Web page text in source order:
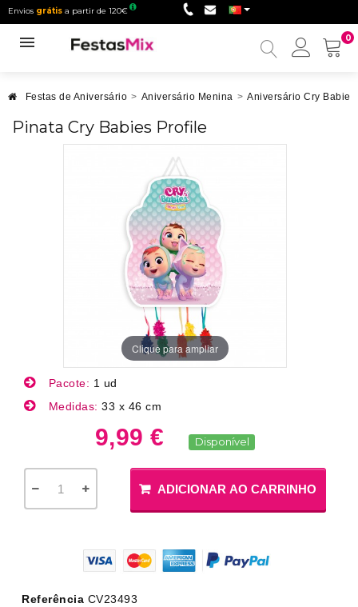
Envios grátis a partir de 120€
0
Minha
Festas de Aniversário > Aniversário Menina > Aniversário Cry Babies
Pinata Cry Babies Profile
Clique para ampliar
Pacote: 1 ud
Medidas: 33 x 46 cm
9,99 € Disponível
ADICIONAR AO CARRINHO
Referência CV23493